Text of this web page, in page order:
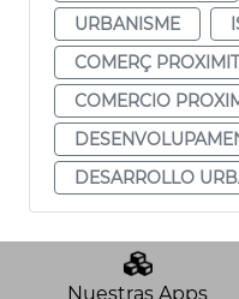
URBANISME
COMERÇ
COMERCIO
DESARROLLO
Nuestras Apps